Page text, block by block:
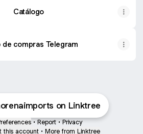
Catálogo
de compras Telegram
on Linktree
• Report • Privacy
this account • More from Linktree